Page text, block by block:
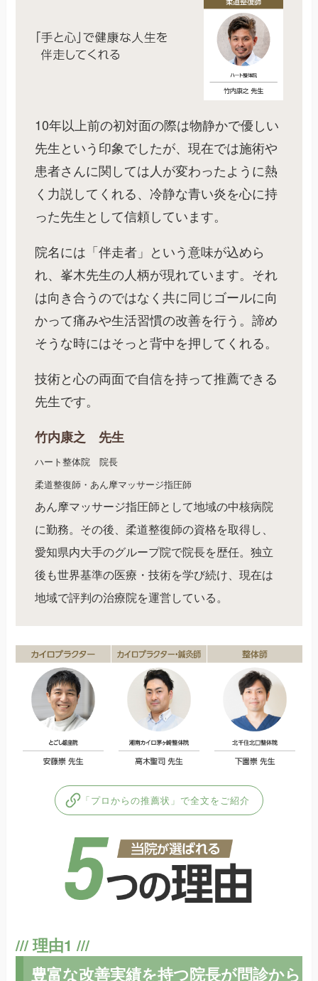
10年以上前の初対面の際は物静かで優しい
先生という印象でしたが、現在では施術や
患者さんに関しては人が変わったように熱
く力説してくれる、冷静な青い炎を心に持
った先生として信頼しています。
院名には「伴走者」という意味が込めら
れ、峯木先生の人柄が現れています。それ
は向き合うのではなく共に同じゴールに向
かって痛みや生活習慣の改善を行う。諦め
そうな時にはそっと背中を押してくれる。
技術と心の両面で自信を持って推薦できる
先生です。
竹内康之 先生
ハート整体院 院長
柔道整復師・あん摩マッサージ指圧師
あん摩マッサージ指圧師として地域の中核病院
に勤務。その後、柔道整復師の資格を取得し、
愛知県内大手のグループ院で院長を歴任。独立
後も世界基準の医療・技術を学び続け、現在は
地域で評判の治療院を運営している。
「プロからの推薦状」で全文をご紹介
豊富な改善実績を持つ院長が問診から